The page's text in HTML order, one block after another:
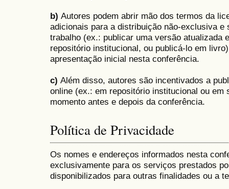
b) Autores podem abrir mão dos termos da
adicionais para a distribuição não-exclusiva e
trabalho (ex.: publicar uma versão atualizada
repositório institucional, ou publicá-lo em
apresentação inicial nesta conferência.
c) Além disso, autores são incentivados a
online (ex.: em repositório institucional ou em
momento antes e depois da conferência.
Política de Privacidade
Os nomes e endereços informados nesta
exclusivamente para os serviços prestados
disponibilizados para outras finalidades ou a